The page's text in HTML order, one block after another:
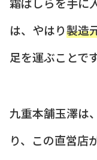
は、やはり製造
足を運ぶことです
九重本舗玉澤は
り、この直営店